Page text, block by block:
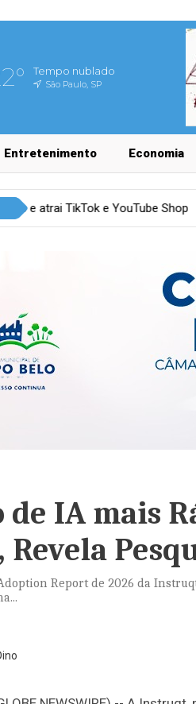
Tempo nublado
São Paulo, SP
Entretenimento Economia
Shop Tecnologia
IA mais
Report de 2026 da